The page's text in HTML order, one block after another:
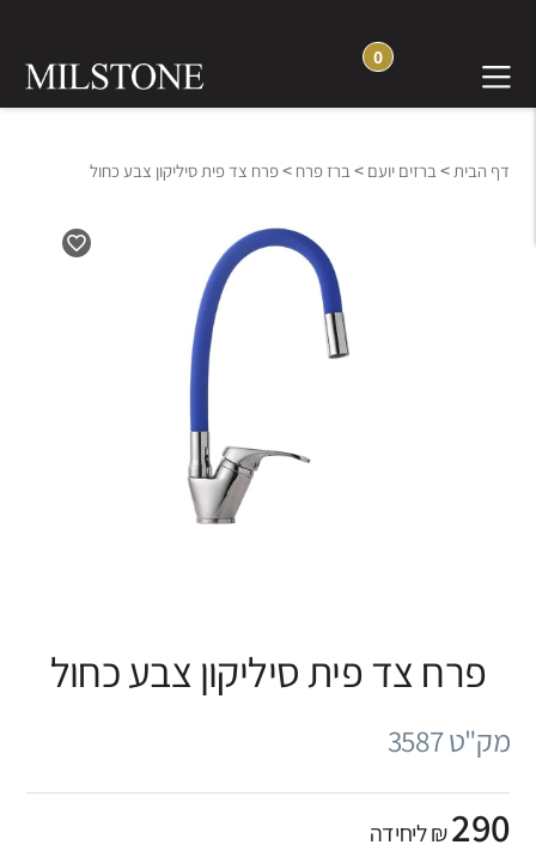
0
דף הבית> ברזים יועם > ברז פרח >פרח צד פית סיליקון צבע כחול
פרח צד פית סיליקון צבע כחול
מק"ט 3587
290₪ ליחידה